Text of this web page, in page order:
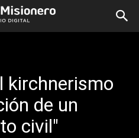
kirchnerismo
de un
civil"